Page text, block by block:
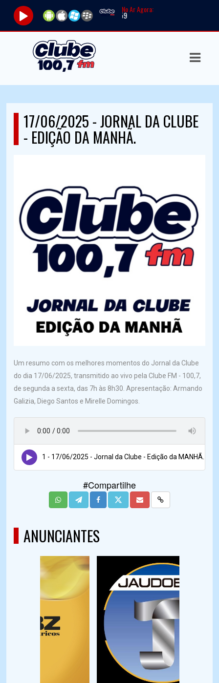
No Ar Agora:
17/06/2025 - JORNAL DA CLUBE
- EDIÇÃO DA MANHÃ.
Um resumo com os melhores momentos do Jornal da Clube
do dia 17/06/2025, transmitido ao vivo pela Clube FM - 100,7,
de segunda a sexta, das 7h às 8h30. Apresentação: Armando
Galizia, Diego Santos e Mirelle Domingos.
1 - 17/06/2025 - Jornal da Clube - Edição da MANHÃ.
#Compartilhe
ANUNCIANTES